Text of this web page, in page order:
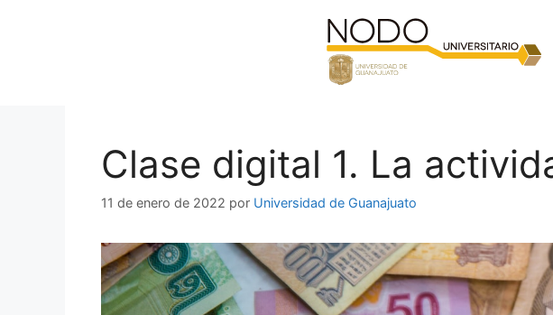
Clase digital 1. La
11 de enero de 2022 por Universidad de Guanajuato